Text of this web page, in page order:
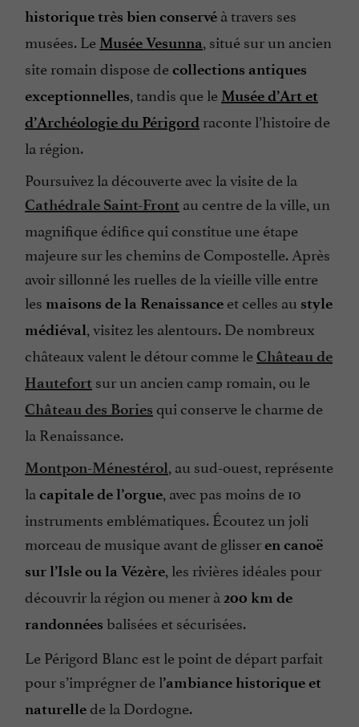
historique très bien conservé à travers ses
musées. Le Musée Vesunna, situé sur un ancien
site romain dispose decollections antiques
exceptionnelles, tandis que le Musée d’Art et
d’Archéologie du Périgord raconte l’histoire de
la région.
Poursuivez la découverte avec la visite de la
Cathédrale Saint-Front au centre de la ville, un
magnifique édifice qui constitue une étape
majeure sur les chemins de Compostelle. Après
avoir sillonné les ruelles de la vieille ville entre
les maisons de la Renaissance et celles au style
médiéval, visitez les alentours. De nombreux
châteaux valent le détour comme le Château de
Hautefort sur un ancien camp romain, ou le
Château des Bories qui conserve le charme de
la Renaissance.
Montpon-Ménestérol, au sud-ouest, représente
la capitale de l’orgue, avec pas moins de 10
instruments emblématiques. Écoutez un joli
morceau de musique avant de glisseren canoë
sur l’Isle ou la Vézère, les rivières idéales pour
découvrir la région ou mener à 200 km de
randonnées balisées et sécurisées.
Le Périgord Blanc est le point de départ parfait
pour s’imprégner de l’ambiance historique et
naturellede la Dordogne.